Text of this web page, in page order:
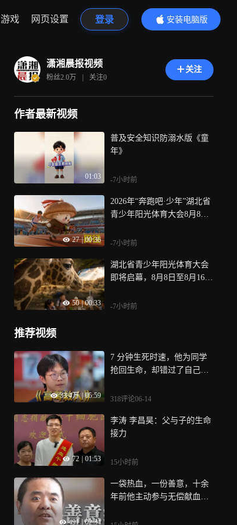
游戏 网页设置 登录
安装电脑版
内容更精彩
潇湘晨报视频
粉丝2.0万 | 关注0
关注
作者最新视频
01:03
普及安全知识防溺水版《童
年》
-7小时前
27 | 00:36
2026年“奔跑吧·少年”湖北省
青少年阳光体育大会8月8号
-7小时前
50 | 00:33
湖北省青少年阳光体育大会
即将启幕，8月8日至8月16
畅享襄阳23家景区及文旅企
-7小时前
推荐视频
33.4万 05:59
7 分钟生死时速，他为同学
抢回生命，却错过了自己的
318评论06-14
72 01:53
李涛 李昌昊：父与子的生命
接力
15小时前
491 02:34
一袋热血，一份善意，十余
年前他主动参与无偿献血，
起保护伞，成为守护生命的